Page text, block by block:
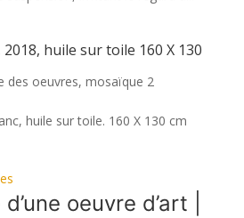
huile sur toile 160 X 130
des oeuvres, mosaïque 2
huile sur toile. 160 X 130 cm
oeuvre d’art |